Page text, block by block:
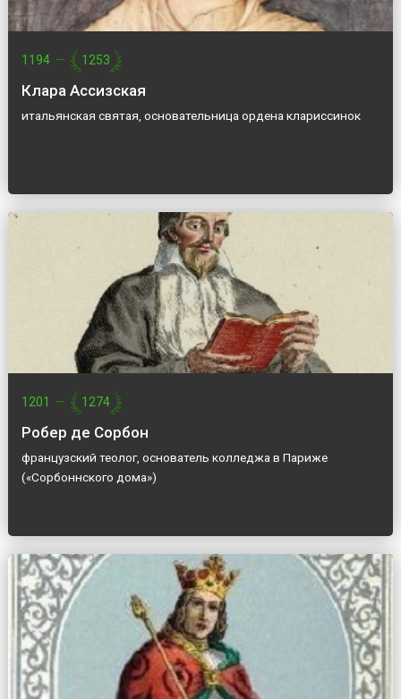
1194 — 1253
Клара Ассизская
итальянская святая, основательница ордена клариссинок
1201 — 1274
Робер де Сорбон
французский теолог, основатель колледжа в Париже
(«Сорбоннского дома»)